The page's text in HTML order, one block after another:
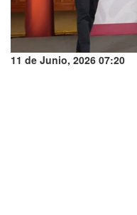
11 de Junio, 2026 07:20